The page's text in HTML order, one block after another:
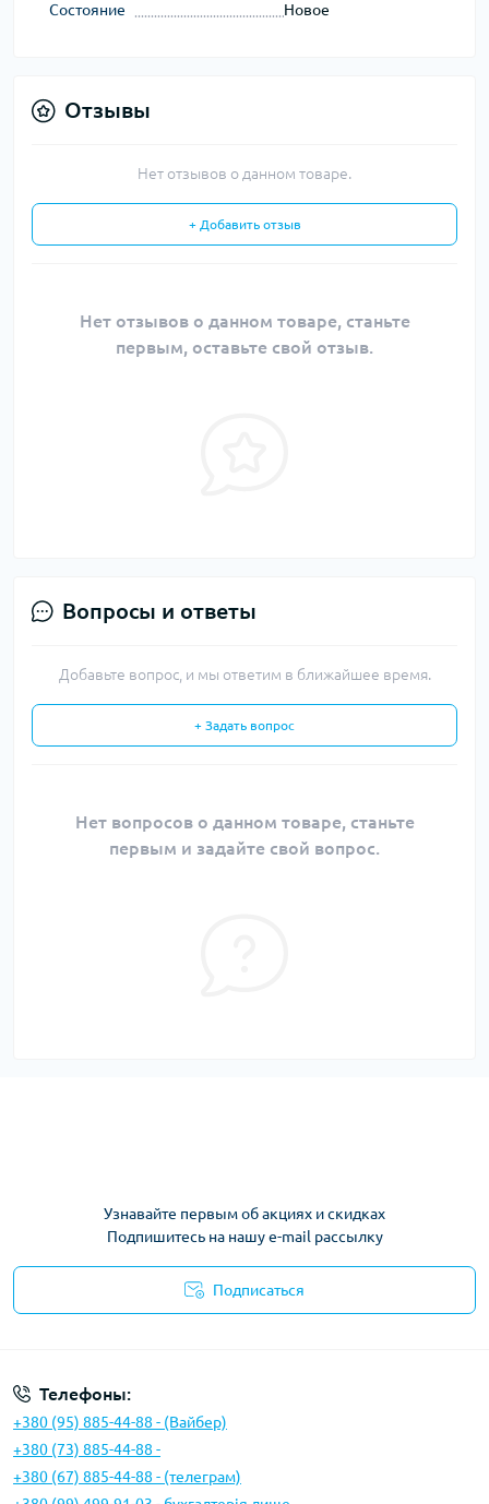
Состояние Новое
Отзывы
Нет отзывов о данном товаре.
+ Добавить отзыв
Нет отзывов о данном товаре, станьте
первым, оставьте свой отзыв.
Вопросы и ответы
Добавьте вопрос, и мы ответим в ближайшее время.
+ Задать вопрос
Нет вопросов о данном товаре, станьте
первым и задайте свой вопрос.
Узнавайте первым об акциях и скидках
Подпишитесь на нашу e-mail рассылку
Подписаться
Телефоны:
+380 (95) 885-44-88 - (Вайбер)
+380 (73) 885-44-88 -
+380 (67) 885-44-88 - (телеграм)